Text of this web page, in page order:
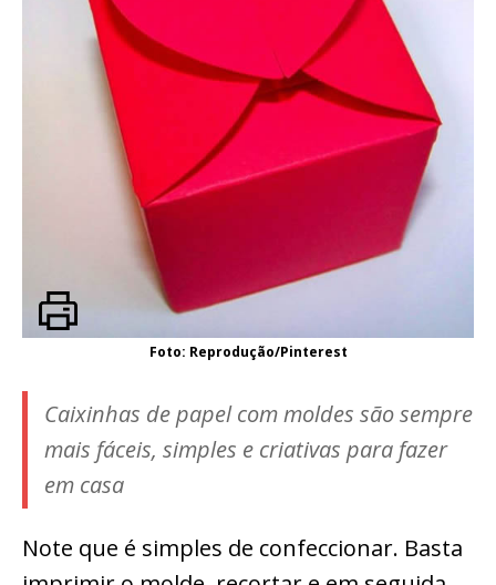
Foto: Reprodução/Pinterest
Caixinhas de papel com moldes são sempre
mais fáceis, simples e criativas para fazer
em casa
Note que é simples de confeccionar. Basta